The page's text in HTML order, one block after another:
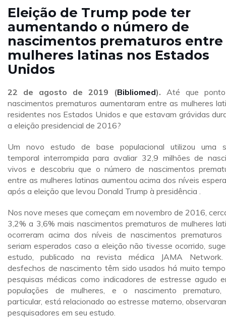
Eleição de Trump pode ter
aumentando o número de
nascimentos prematuros entre
mulheres latinas nos Estados
Unidos
22 de agosto de 2019 (Bibliomed). Até que
nascimentos prematuros aumentaram entre as mulheres
residentes nos Estados Unidos e que estavam grávidas
a eleição presidencial de 2016?
Um novo estudo de base populacional utilizou uma
temporal interrompida para avaliar 32,9 milhões de
vivos e descobriu que o número de nascimentos
entre as mulheres latinas aumentou acima dos níveis
após a eleição que levou Donald Trump à presidência .
Nos nove meses que começam em novembro de 2016,
3,2% a 3,6% mais nascimentos prematuros de mulheres
ocorreram acima dos níveis de nascimentos prematuros
seriam esperados caso a eleição não tivesse ocorrido,
estudo, publicado na revista médica JAMA
desfechos de nascimento têm sido usados há muito
pesquisas médicas como indicadores de estresse agudo
populações de mulheres, e o nascimento
particular, está relacionado ao estresse materno,
pesquisadores em seu estudo.